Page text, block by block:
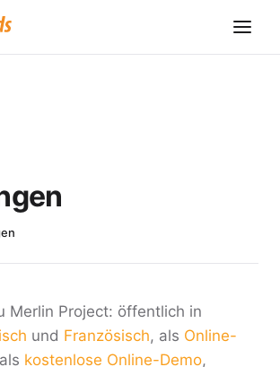
Merlin Project: öffentlich in
und Französisch, als Online-
kostenlose Online-Demo,